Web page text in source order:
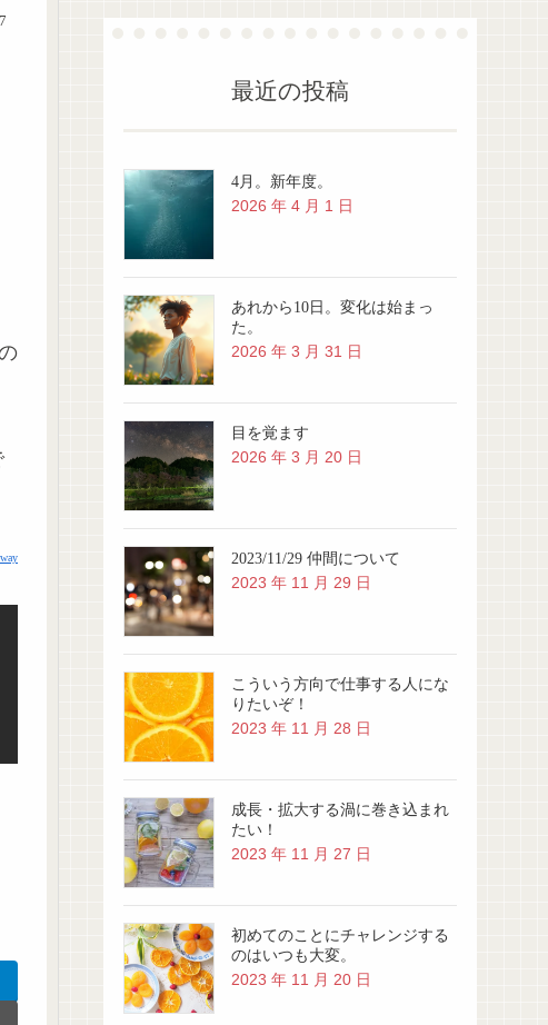
最近の投稿
4月。新年度。
2026 年 4 月 1 日
あれから10日。変化は始まっ
た。
2026 年 3 月 31 日
目を覚ます
2026 年 3 月 20 日
2023/11/29 仲間について
2023 年 11 月 29 日
こういう方向で仕事する人にな
りたいぞ！
2023 年 11 月 28 日
成長・拡大する渦に巻き込まれ
たい！
2023 年 11 月 27 日
初めてのことにチャレンジする
のはいつも大変。
2023 年 11 月 20 日